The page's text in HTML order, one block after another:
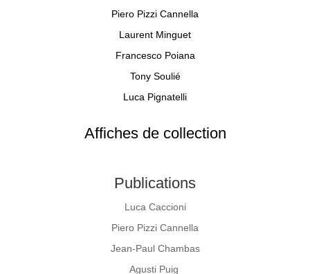
Piero Pizzi Cannella
Laurent Minguet
Francesco Poiana
Tony Soulié
Luca Pignatelli
Affiches de collection
Publications
Luca Caccioni
Piero Pizzi Cannella
Jean-Paul Chambas
Agusti Puig